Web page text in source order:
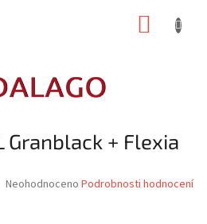
Granblack + Flexia
Průměrné
Neohodnoceno Podrobnosti hodnocení